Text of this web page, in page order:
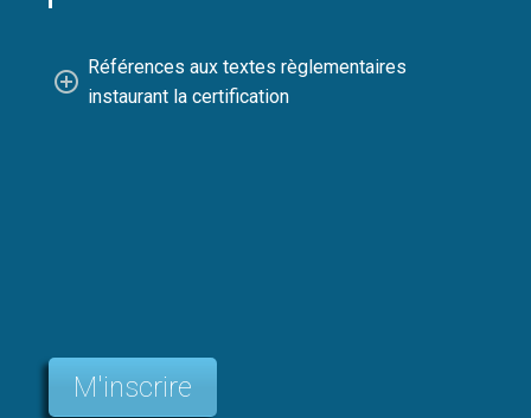
Références aux textes règlementaires
instaurant la certification
M'inscrire